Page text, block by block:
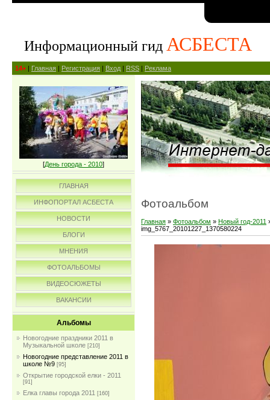
Информационный гид АСБЕСТА
14+ | Главная | Регистрация | Вход | RSS | Реклама
[День города - 2010]
ГЛАВНАЯ
ИНФОПОРТАЛ АСБЕСТА
НОВОСТИ
БЛОГИ
МНЕНИЯ
ФОТОАЛЬБОМЫ
ВИДЕОСЮЖЕТЫ
ВАКАНСИИ
Альбомы
Новогодние праздники 2011 в
Музыкальной школе [210]
Новогодние представление 2011 в
школе №9 [95]
Открытие городской елки - 2011
[91]
Елка главы города 2011 [160]
Фотоальбом
Главная » Фотоальбом » Новый год-2011
img_5767_20101227_1370580224